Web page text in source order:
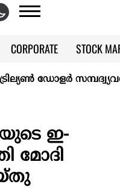
CORPORATE
STOCK
ഡോളര്‍
ഇ-
മോദി